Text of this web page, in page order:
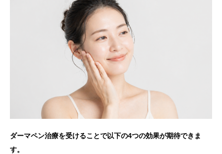
ダーマペン治療を受けることで以下の4つの効果が期待できま
す。